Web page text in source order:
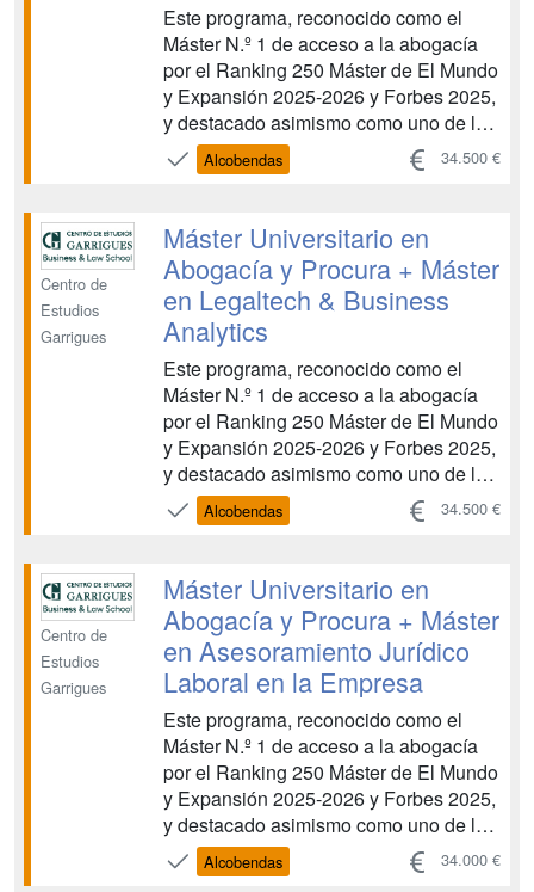
Este programa, reconocido como el
Máster N.º 1 de acceso a la abogacía
por el Ranking 250 Máster de El Mundo
y Expansión 2025-2026 y Forbes 2025,
y destacado asimismo como uno de los
mejores másteres en derecho
internacional por la Guía de Másteres
oportunidad de obtener una doble
titulación académica para acc...
Alcobendas 34.500 €
Centro de
Estudios
Garrigues
Máster Universitario en
Abogacía y Procura + Máster
en Legaltech & Business
Analytics
Este programa, reconocido como el
Máster N.º 1 de acceso a la abogacía
por el Ranking 250 Máster de El Mundo
y Expansión 2025-2026 y Forbes 2025,
y destacado asimismo como uno de los
mejores másteres en derecho
internacional por la Guía de Másteres
oportunidad de obtener una doble
titulación académica para acc...
Alcobendas 34.500 €
Centro de
Estudios
Garrigues
Máster Universitario en
Abogacía y Procura + Máster
en Asesoramiento Jurídico
Laboral en la Empresa
Este programa, reconocido como el
Máster N.º 1 de acceso a la abogacía
por el Ranking 250 Máster de El Mundo
y Expansión 2025-2026 y Forbes 2025,
y destacado asimismo como uno de los
mejores másteres en derecho
internacional por la Guía de Másteres
Alcobendas 34.000 €